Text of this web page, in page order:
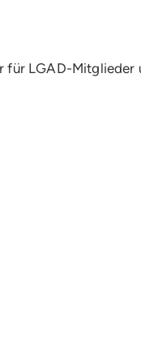
für LGAD-Mitglieder